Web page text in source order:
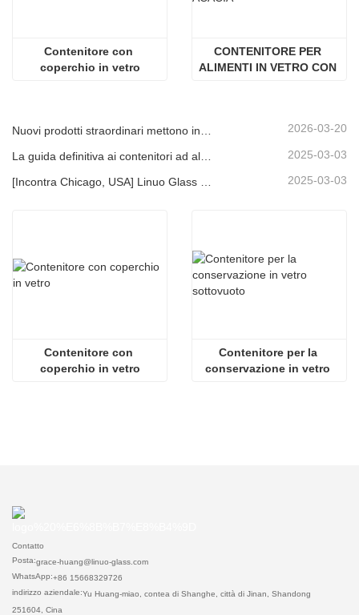
Contenitore con
coperchio in vetro
CONTENITORE PER
ALIMENTI IN VETRO CON
2026-03-20
2025-03-03
[Incontra Chicago, USA] Linuo Glass ti invita a raccogliere insieme Chicago Inspirato Home Show! 2025-03-03
Contenitore con
coperchio in vetro
Contenitore per la
conservazione in vetro
Contatto
Posta:grace-huang@linuo-glass.com
WhatsApp:+86 15668329726
indirizzo aziendale:Yu Huang-miao, contea di Shanghe, città di Jinan, Shandong
251604, Cina